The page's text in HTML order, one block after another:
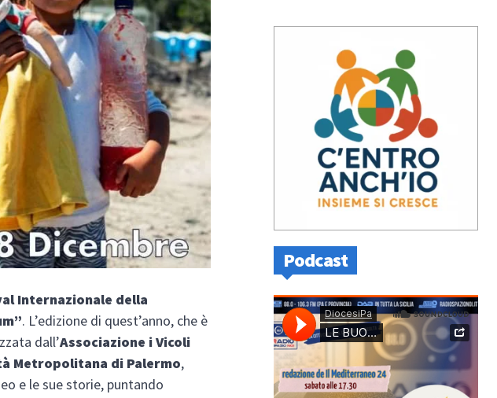
Internazionale della
. L’edizione di quest’anno, che è
dall’Associazione i Vicoli
Metropolitana di Palermo,
e le sue storie, puntando
Podcast